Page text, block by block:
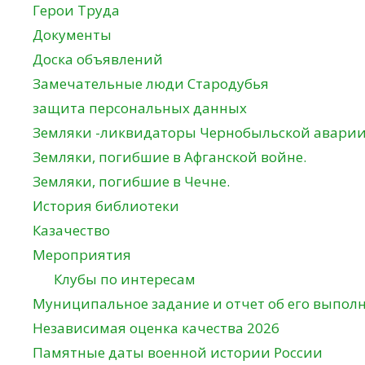
Герои Труда
Документы
Доска объявлений
Замечательные люди Стародубья
защита персональных данных
Земляки -ликвидаторы Чернобыльской аварии
Земляки, погибшие в Афганской войне.
Земляки, погибшие в Чечне.
История библиотеки
Казачество
Мероприятия
Клубы по интересам
Муниципальное задание и отчет об его
Независимая оценка качества 2026
Памятные даты военной истории России